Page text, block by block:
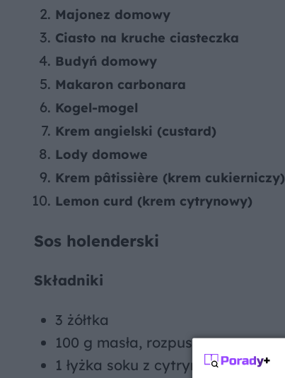
Majonez domowy
Ciasto na kruche ciasteczka
Budyń domowy
Makaron carbonara
Kogel-mogel
Krem angielski (custard)
Lody domowe
Krem pâtissière (krem cukierniczy)
Lemon curd (krem cytrynowy)
Sos holenderski
Składniki
3 żółtka
100 g masła, rozpuszczonego
1 łyżka soku z cytryny